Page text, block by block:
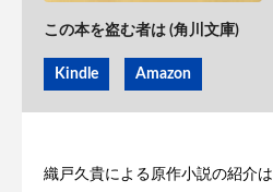
この本を盗む者は (角川文庫)
Kindle Amazon
織戸久貴による原作小説の紹介は